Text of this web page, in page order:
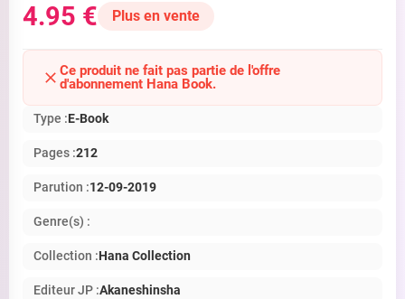
4.95 € Plus en vente
Ce produit ne fait pas partie de l'offre
d'abonnement Hana Book.
Type :E-Book
Pages :212
Parution :12-09-2019
Genre(s) :
Collection :Hana Collection
Editeur JP :Akaneshinsha